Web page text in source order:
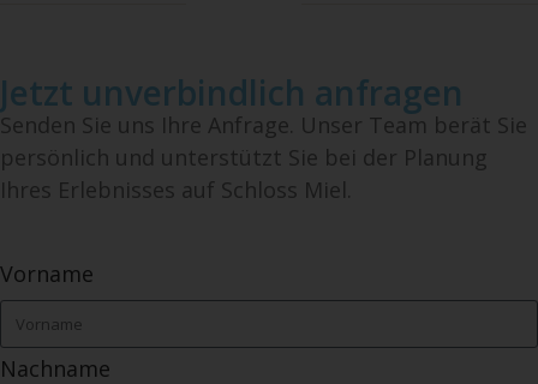
Jetzt unverbindlich anfragen
Senden Sie uns Ihre Anfrage. Unser Team berät Sie
persönlich und unterstützt Sie bei der Planung
Ihres Erlebnisses auf Schloss Miel.
Vorname
Nachname